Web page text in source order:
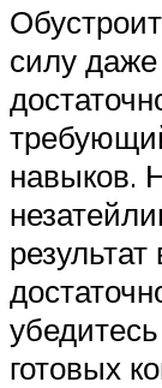
силу
навыков.
готовых